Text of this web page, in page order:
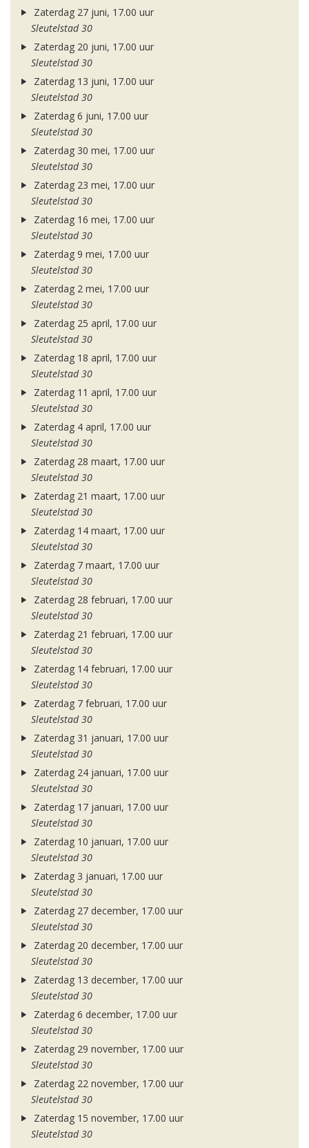
Zaterdag 27 juni, 17.00 uur
Sleutelstad 30
Zaterdag 20 juni, 17.00 uur
Sleutelstad 30
Zaterdag 13 juni, 17.00 uur
Sleutelstad 30
Zaterdag 6 juni, 17.00 uur
Sleutelstad 30
Zaterdag 30 mei, 17.00 uur
Sleutelstad 30
Zaterdag 23 mei, 17.00 uur
Sleutelstad 30
Zaterdag 16 mei, 17.00 uur
Sleutelstad 30
Zaterdag 9 mei, 17.00 uur
Sleutelstad 30
Zaterdag 2 mei, 17.00 uur
Sleutelstad 30
Zaterdag 25 april, 17.00 uur
Sleutelstad 30
Zaterdag 18 april, 17.00 uur
Sleutelstad 30
Zaterdag 11 april, 17.00 uur
Sleutelstad 30
Zaterdag 4 april, 17.00 uur
Sleutelstad 30
Zaterdag 28 maart, 17.00 uur
Sleutelstad 30
Zaterdag 21 maart, 17.00 uur
Sleutelstad 30
Zaterdag 14 maart, 17.00 uur
Sleutelstad 30
Zaterdag 7 maart, 17.00 uur
Sleutelstad 30
Zaterdag 28 februari, 17.00 uur
Sleutelstad 30
Zaterdag 21 februari, 17.00 uur
Sleutelstad 30
Zaterdag 14 februari, 17.00 uur
Sleutelstad 30
Zaterdag 7 februari, 17.00 uur
Sleutelstad 30
Zaterdag 31 januari, 17.00 uur
Sleutelstad 30
Zaterdag 24 januari, 17.00 uur
Sleutelstad 30
Zaterdag 17 januari, 17.00 uur
Sleutelstad 30
Zaterdag 10 januari, 17.00 uur
Sleutelstad 30
Zaterdag 3 januari, 17.00 uur
Sleutelstad 30
Zaterdag 27 december, 17.00 uur
Sleutelstad 30
Zaterdag 20 december, 17.00 uur
Sleutelstad 30
Zaterdag 13 december, 17.00 uur
Sleutelstad 30
Zaterdag 6 december, 17.00 uur
Sleutelstad 30
Zaterdag 29 november, 17.00 uur
Sleutelstad 30
Zaterdag 22 november, 17.00 uur
Sleutelstad 30
Zaterdag 15 november, 17.00 uur
Sleutelstad 30